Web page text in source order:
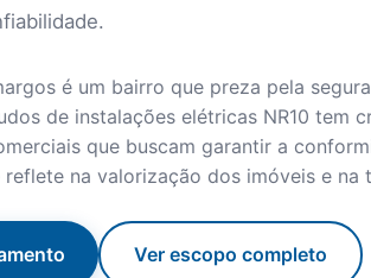
é um bairro que preza pela
de instalações elétricas NR10 tem
que buscam garantir a
na valorização dos imóveis e na
Ver escopo completo